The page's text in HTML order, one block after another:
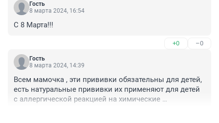
Гость
8 марта 2024, 16:54
С 8 Марта!!!
+0 –0
Гость
8 марта 2024, 14:39
Всем мамочка , эти прививки обязательны для детей,
есть натуральные прививки их применяют для детей
с аллергической реакцией на химические